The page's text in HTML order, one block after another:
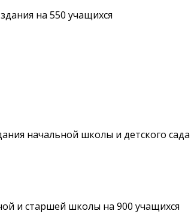
на 550 учащихся
начальной школы и детского сада
и старшей школы на 900 учащихся